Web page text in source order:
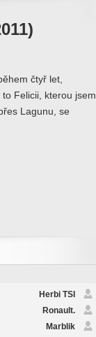
čtyř let,
Felicii, kterou jsem
Lagunu, se
Herbi TSI
Ronault.
Marblik